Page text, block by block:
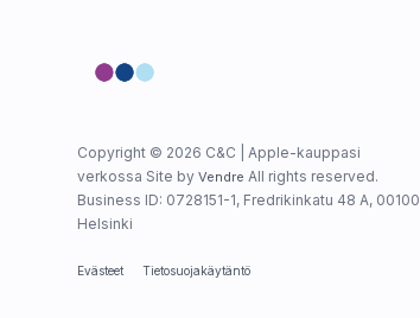
Copyright © 2026 C&C | Apple-kauppasi
verkossa Site by Vendre All rights reserved.
Business ID: 0728151-1, Fredrikinkatu 48 A, 00100
Helsinki
Evästeet Tietosuojakäytäntö